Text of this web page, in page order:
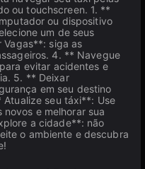
ou touchscreen. 1. **
ou dispositivo
um de seus
siga as
4. ** Navegue
evitar acidentes e
5. ** Deixar
em seu destino
seu táxi**: Use
e melhorar sua
a cidade**: não
o ambiente e descubra